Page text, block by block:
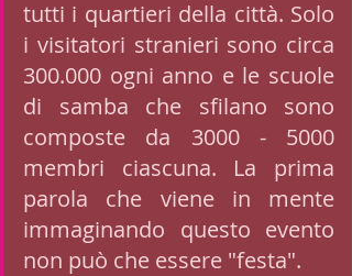
tutti i quartieri della città. Solo
i visitatori stranieri sono circa
300.000 ogni anno e le scuole
di samba che sfilano sono
composte da 3000 - 5000
membri ciascuna. La prima
parola che viene in mente
immaginando questo evento
non può che essere "festa".